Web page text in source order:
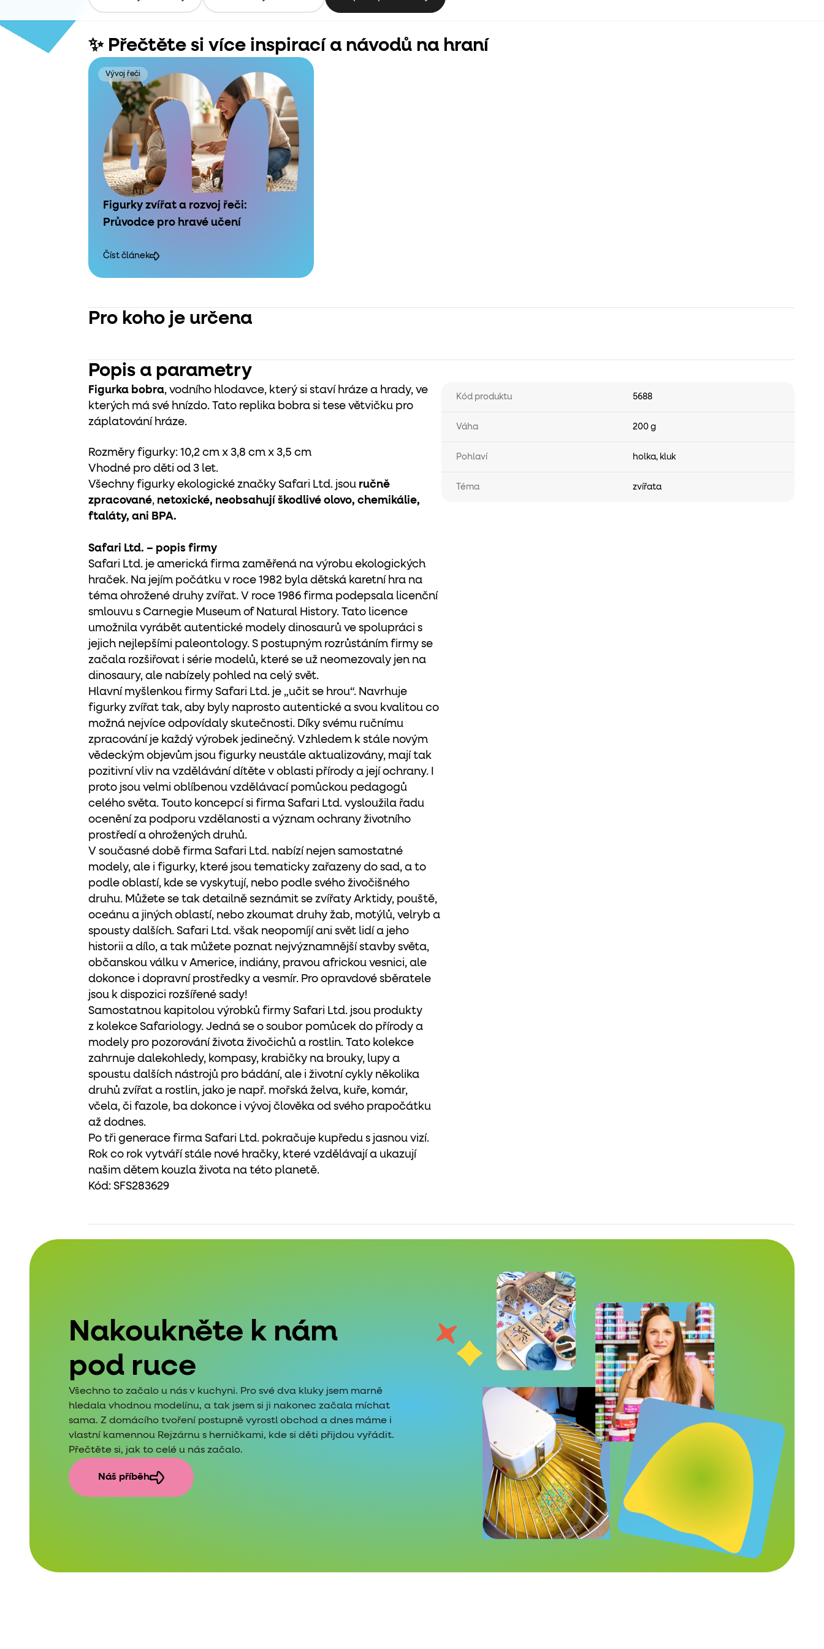
✨ Přečtěte si více inspirací a návodů na hraní
Vývoj řeči
Figurky zvířat a rozvoj řeči:
Průvodce pro hravé učení
Číst článek
Pro koho je určena
Popis a parametry
Figurka bobra, vodního hlodavce, který si staví hráze a hrady, ve
kterých má své hnízdo. Tato replika bobra si tese větvičku pro
záplatování hráze.
Rozměry figurky: 10,2 cm x 3,8 cm x 3,5 cm
Vhodné pro děti od 3 let.
Všechny figurky ekologické značky Safari Ltd. jsou ručně
zpracované, netoxické, neobsahují škodlivé olovo, chemikálie,
ftaláty, ani BPA.
Safari Ltd. – popis firmy
Safari Ltd. je americká firma zaměřená na výrobu ekologických
hraček. Na jejím počátku v roce 1982 byla dětská karetní hra na
téma ohrožené druhy zvířat. V roce 1986 firma podepsala licenční
smlouvu s Carnegie Museum of Natural History. Tato licence
umožnila vyrábět autentické modely dinosaurů ve spolupráci s
jejich nejlepšími paleontology. S postupným rozrůstáním firmy se
začala rozšiřovat i série modelů, které se už neomezovaly jen na
dinosaury, ale nabízely pohled na celý svět.
Hlavní myšlenkou firmy Safari Ltd. je „učit se hrou“. Navrhuje
figurky zvířat tak, aby byly naprosto autentické a svou kvalitou co
možná nejvíce odpovídaly skutečnosti. Díky svému ručnímu
zpracování je každý výrobek jedinečný. Vzhledem k stále novým
vědeckým objevům jsou figurky neustále aktualizovány, mají tak
pozitivní vliv na vzdělávání dítěte v oblasti přírody a její ochrany. I
proto jsou velmi oblíbenou vzdělávací pomůckou pedagogů
celého světa. Touto koncepcí si firma Safari Ltd. vysloužila řadu
ocenění za podporu vzdělanosti a význam ochrany životního
prostředí a ohrožených druhů.
V současné době firma Safari Ltd. nabízí nejen samostatné
modely, ale i figurky, které jsou tematicky zařazeny do sad, a to
podle oblastí, kde se vyskytují, nebo podle svého živočišného
druhu. Můžete se tak detailně seznámit se zvířaty Arktidy, pouště,
oceánu a jiných oblastí, nebo zkoumat druhy žab, motýlů, velryb a
spousty dalších. Safari Ltd. však neopomíjí ani svět lidí a jeho
historii a dílo, a tak můžete poznat nejvýznamnější stavby světa,
občanskou válku v Americe, indiány, pravou africkou vesnici, ale
dokonce i dopravní prostředky a vesmír. Pro opravdové sběratele
jsou k dispozici rozšířené sady!
Samostatnou kapitolou výrobků firmy Safari Ltd. jsou produkty
z kolekce Safariology. Jedná se o soubor pomůcek do přírody a
modely pro pozorování života živočichů a rostlin. Tato kolekce
zahrnuje dalekohledy, kompasy, krabičky na brouky, lupy a
spoustu dalších nástrojů pro bádání, ale i životní cykly několika
druhů zvířat a rostlin, jako je např. mořská želva, kuře, komár,
včela, či fazole, ba dokonce i vývoj člověka od svého prapočátku
až dodnes.
Po tři generace firma Safari Ltd. pokračuje kupředu s jasnou vizí.
Rok co rok vytváří stále nové hračky, které vzdělávají a ukazují
našim dětem kouzla života na této planetě.
Kód: SFS283629
Kód produktu 5688
Váha 200 g
Pohlaví holka, kluk
Téma zvířata
Nakoukněte k nám
pod ruce
Všechno to začalo u nás v kuchyni. Pro své dva kluky jsem marně
hledala vhodnou modelínu, a tak jsem si ji nakonec začala míchat
sama. Z domácího tvoření postupně vyrostl obchod a dnes máme i
vlastní kamennou Rejzárnu s herničkami, kde si děti přijdou vyřádit.
Přečtěte si, jak to celé u nás začalo.
Náš příběh